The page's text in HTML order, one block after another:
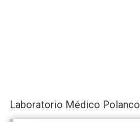
Laboratorio Médico Polanco